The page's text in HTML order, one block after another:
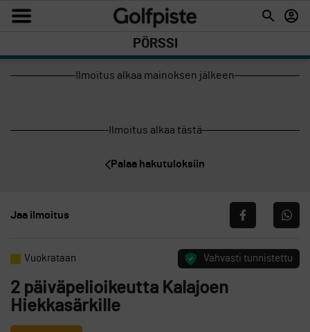
PÖRSSI
Ilmoitus alkaa mainoksen jälkeen
Ilmoitus alkaa tästä
Palaa hakutuloksiin
Jaa ilmoitus
Vuokrataan Vahvasti tunnistettu
2 päiväpelioikeutta Kalajoen
Hiekkasärkille